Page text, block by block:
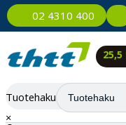
02 4310 400
25,5
Tuotehaku
×